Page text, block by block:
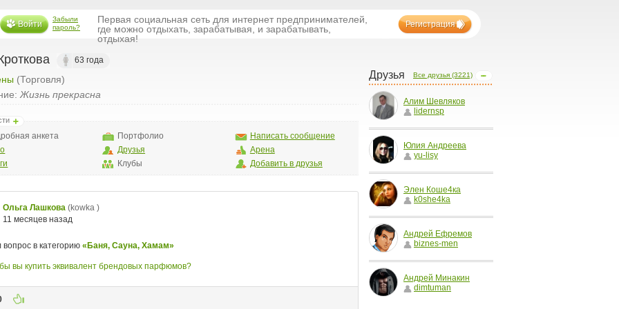
Войти
Забыли
пароль?
Первая социальная сеть для интернет предпринимателей,
где можно отдыхать, зарабатывая, и зарабатывать,
отдыхая!
Регистрация
Все друзья (3221)
Друзья
Алим Шевляков
lidernsp
Юлия Андреева
yu-lisy
Элен Коше4ка
k0she4ka
Андрей Ефремов
biznes-men
Андрей Минакин
dimtuman
63 года
(Торговля)
Жизнь прекрасна
анкета
Портфолио
Друзья
Клубы
Написать сообщение
Арена
Добавить в друзья